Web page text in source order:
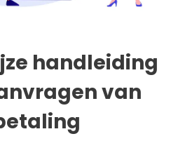
handleiding
van